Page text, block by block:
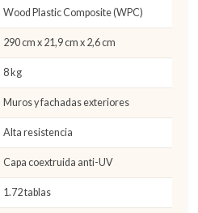
Wood Plastic Composite (WPC)
290 cm x 21,9 cm x 2,6 cm
8 kg
Muros y fachadas exteriores
Alta resistencia
Capa coextruida anti-UV
1.72 tablas